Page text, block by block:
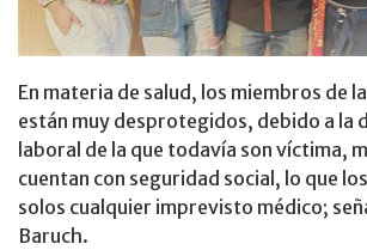
En materia de salud, los miembros de
están muy desprotegidos, debido a la
laboral de la que todavía son víctima,
cuentan con seguridad social, lo que
solos cualquier imprevisto médico;
Baruch.